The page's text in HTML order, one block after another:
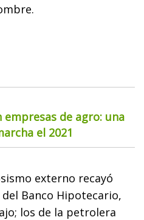
empresas de agro: una
el 2021
externo recayó
Banco Hipotecario,
los de la petrolera